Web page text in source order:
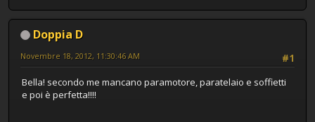
Doppia D
#1
Novembre 18, 2012, 11:30:46 AM
Bella! secondo me mancano paramotore, paratelaio e soffietti
e poi è perfetta!!!!